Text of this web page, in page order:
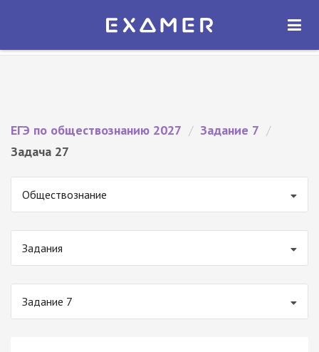
Экзамер — ЕГЭ 2027
ОТКРЫТЬ
ЕГЭ по обществознанию 2027 / Задание 7 /
Задача 27
Обществознание
Задания
Задание 7